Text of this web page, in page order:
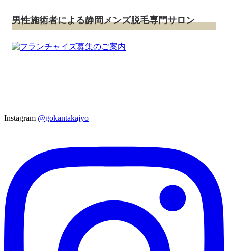
男性施術者による静岡メンズ脱毛専門サロン
Instagram @gokantakajyo